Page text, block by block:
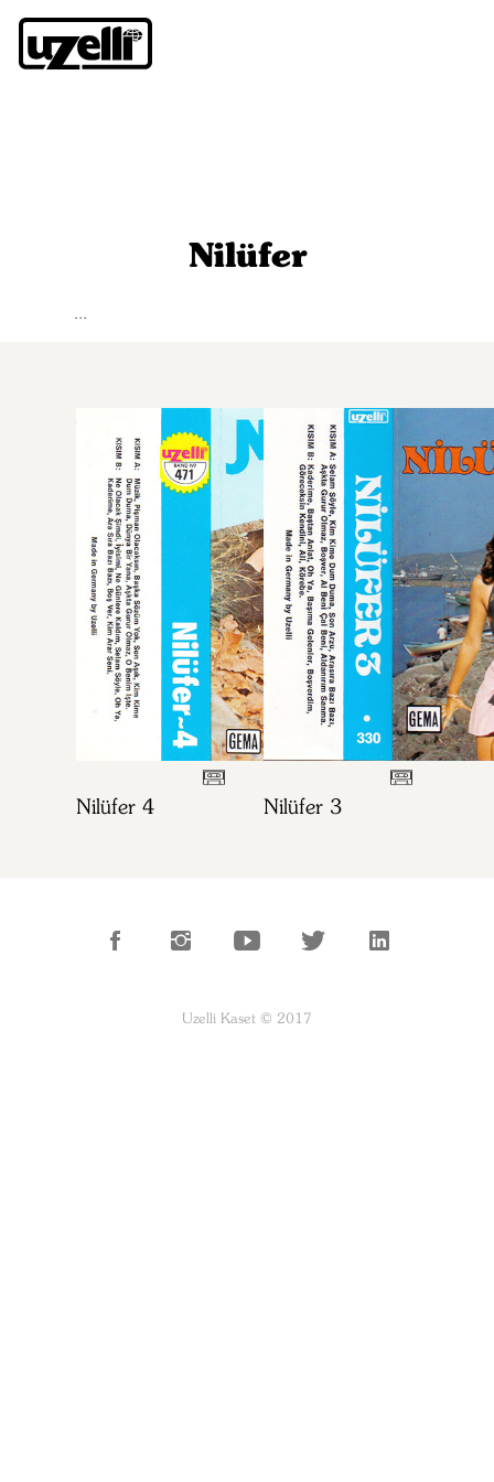
Nilüfer
...
Nilüfer 4 Nilüfer 3
Uzelli Kaset © 2017